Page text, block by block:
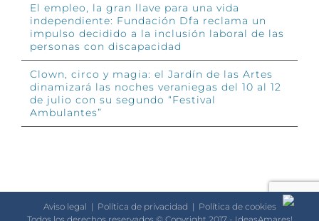
El empleo, la gran llave para una vida
independiente: Fundación Dfa reclama un
impulso decidido a la inclusión laboral de las
personas con discapacidad
Clown, circo y magia: el Jardín de las Artes
dinamizará las noches veraniegas del 10 al 12
de julio con su segundo “Festival
Ambulantes”
Aviso legal | Política de privacidad | Política de cookies